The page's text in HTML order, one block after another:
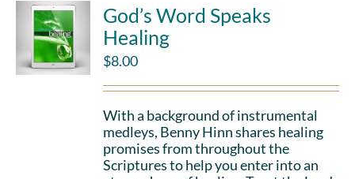
God’s Word Speaks
Healing
$8.00
With a background of instrumental
medleys, Benny Hinn shares healing
promises from throughout the
Scriptures to help you enter into an